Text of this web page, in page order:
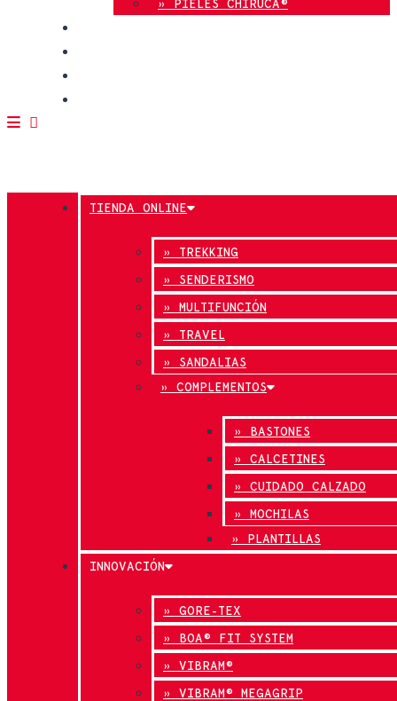
» PIELES CHIRUCA®
TIENDA ONLINE
» TREKKING
» SENDERISMO
» MULTIFUNCIÓN
» TRAVEL
» SANDALIAS
» COMPLEMENTOS
» BASTONES
» CALCETINES
» CUIDADO CALZADO
» MOCHILAS
» PLANTILLAS
INNOVACIÓN
» GORE-TEX
» BOA® FIT SYSTEM
» VIBRAM®
» VIBRAM® MEGAGRIP